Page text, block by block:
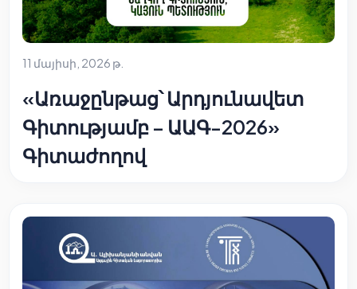
11 մայիսի, 2026 թ.
«Առաջընթաց՝ Արդյունավետ
Գիտությամբ – ԱԱԳ-2026»
Գիտաժողով